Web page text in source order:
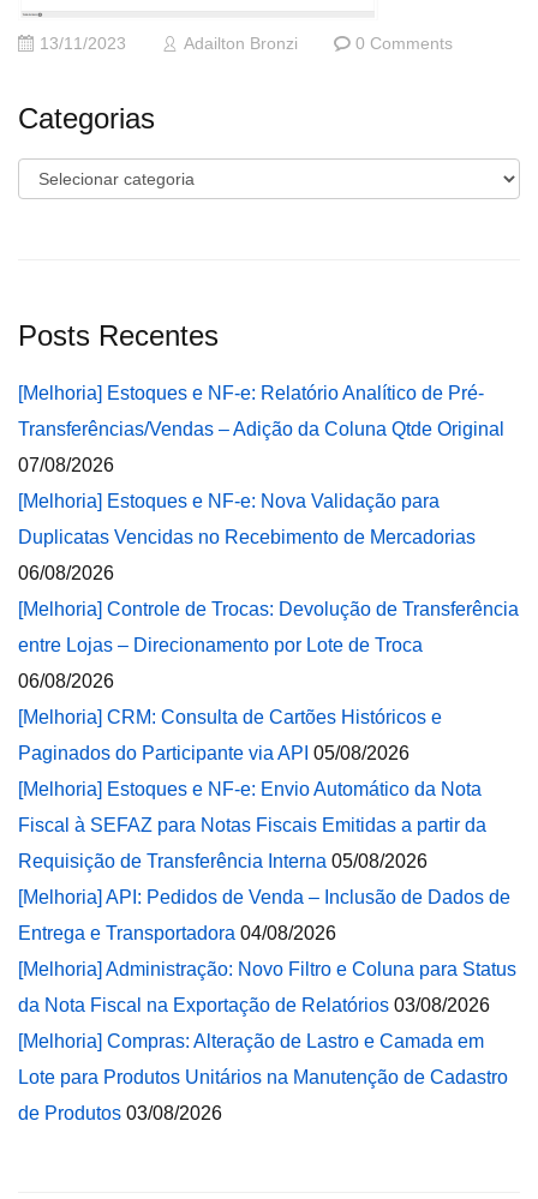
13/11/2023 Adailton Bronzi 0 Comments
Categorias
Categorias
Posts Recentes
[Melhoria] Estoques e NF-e: Relatório Analítico de Pré-
Transferências/Vendas – Adição da Coluna Qtde Original
07/08/2026
[Melhoria] Estoques e NF-e: Nova Validação para
Duplicatas Vencidas no Recebimento de Mercadorias
06/08/2026
[Melhoria] Controle de Trocas: Devolução de Transferência
entre Lojas – Direcionamento por Lote de Troca
06/08/2026
[Melhoria] CRM: Consulta de Cartões Históricos e
Paginados do Participante via API 05/08/2026
[Melhoria] Estoques e NF-e: Envio Automático da Nota
Fiscal à SEFAZ para Notas Fiscais Emitidas a partir da
Requisição de Transferência Interna 05/08/2026
[Melhoria] API: Pedidos de Venda – Inclusão de Dados de
Entrega e Transportadora 04/08/2026
[Melhoria] Administração: Novo Filtro e Coluna para Status
da Nota Fiscal na Exportação de Relatórios 03/08/2026
[Melhoria] Compras: Alteração de Lastro e Camada em
Lote para Produtos Unitários na Manutenção de Cadastro
de Produtos 03/08/2026